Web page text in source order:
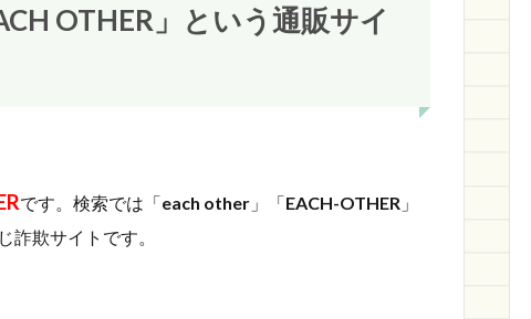
OTHER」という通販サイ
です。検索では「each other 」「EACH-OTHER 」
詐欺サイトです。